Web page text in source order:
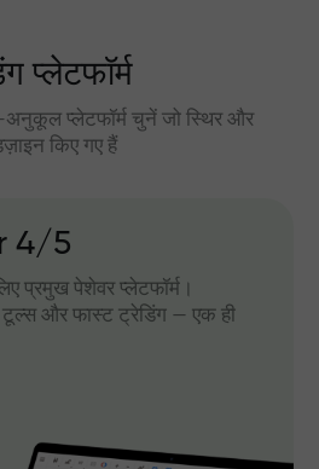
प्लेटफॉर्म
प्लेटफॉर्म चुनें जो स्थिर और
किए गए हैं
4/5
प्रमुख पेशेवर प्लेटफॉर्म।
टूल्स और फास्ट ट्रेडिंग — एक ही